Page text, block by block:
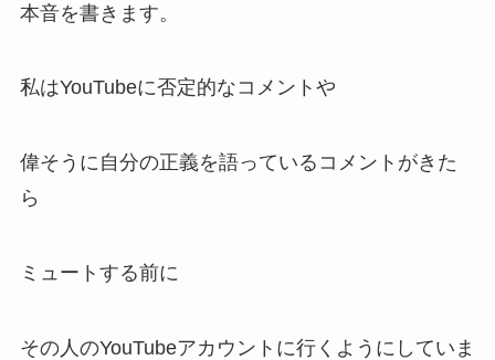
本音を書きます。
私はYouTubeに否定的なコメントや
偉そうに自分の正義を語っているコメントがきた
ら
ミュートする前に
その人のYouTubeアカウントに行くようにしていま